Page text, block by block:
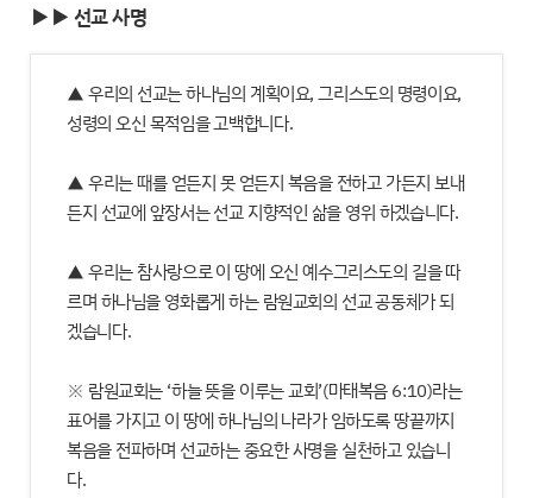
▶▶ 선교 사명
▲ 우리의 선교는 하나님의 계획이요, 그리스도의 명령이요,
성령의 오신 목적임을 고백합니다.
▲ 우리는 때를 얻든지 못 얻든지 복음을 전하고 가든지 보내
든지 선교에 앞장서는 선교 지향적인 삶을 영위 하겠습니다.
▲ 우리는 참사랑으로 이 땅에 오신 예수그리스도의 길을 따
르며 하나님을 영화롭게 하는 람원교회의 선교 공동체가 되
겠습니다.
※ 람원교회는 ‘하늘 뜻을 이루는 교회’(마태복음 6:10)라는
표어를 가지고 이 땅에 하나님의 나라가 임하도록 땅끝까지
복음을 전파하며 선교하는 중요한 사명을 실천하고 있습니
다.